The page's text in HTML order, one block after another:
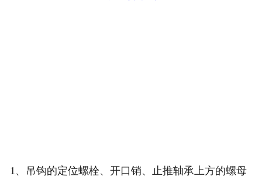
1、吊钩的定位螺栓、开口销、止推轴承上方的螺母